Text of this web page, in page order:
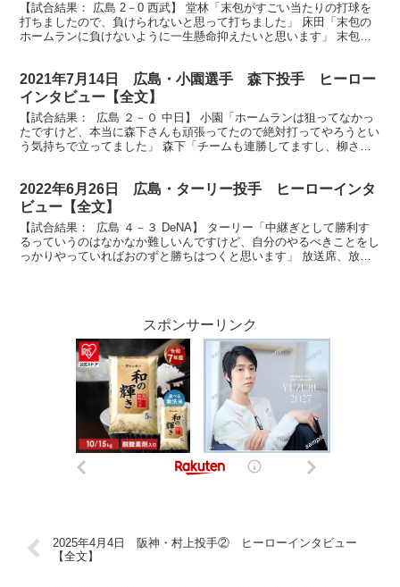
【試合結果： 広島 2－0 西武】 堂林「末包がすごい当たりの打球を
打ちましたので、負けられないと思って打ちました」 床田「末包の
ホームランに負けないように一生懸命抑えたいと思います」 末包
2021年7月14日 広島・小園選手 森下投手 ヒーロー
インタビュー【全文】
【試合結果： 広島 ２－０ 中日】 小園「ホームランは狙ってなかっ
たですけど、本当に森下さんも頑張ってたので絶対打ってやろうとい
う気持ちで立ってました」 森下「チームも連勝してますし、柳さん
2022年6月26日 広島・ターリー投手 ヒーローインタ
ビュー【全文】
【試合結果： 広島 ４－３ DeNA】 ターリー「中継ぎとして勝利す
るっていうのはなかなか難しいんですけど、自分のやるべきことをし
っかりやっていればおのずと勝ちはつくと思います」 放送席、放送
スポンサーリンク
2025年4月4日 阪神・村上投手② ヒーローインタビュー
【全文】